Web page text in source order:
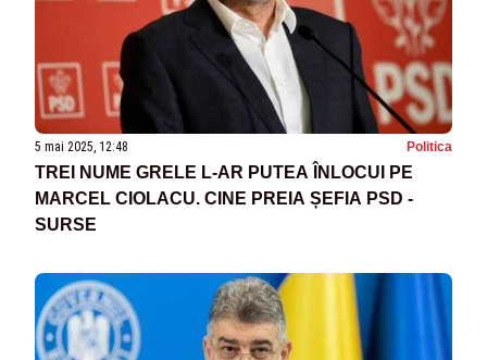
5 mai 2025, 12:48 Politica
TREI NUME GRELE L-AR PUTEA ÎNLOCUI PE
MARCEL CIOLACU. CINE PREIA ȘEFIA PSD -
SURSE